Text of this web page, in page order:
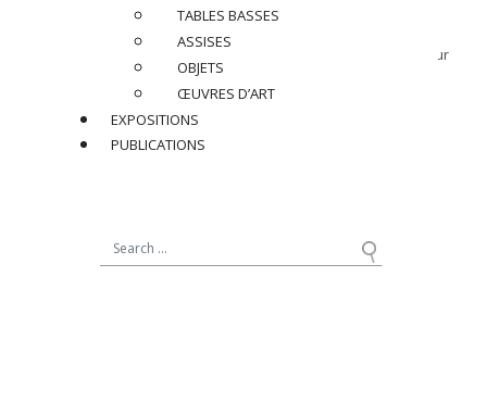
En verre opalin blanc-rosé et métal chromé, cachet de l’éditeur
Dimensions:
H 26 x ø 17 cm
PRIX SUR DEMANDE
TABLES BASSES
ASSISES
OBJETS
ŒUVRES D’ART
EXPOSITIONS
PUBLICATIONS